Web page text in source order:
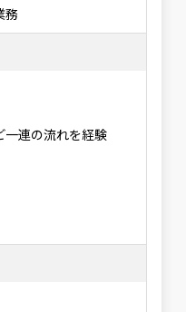
務
一連の流れを経験